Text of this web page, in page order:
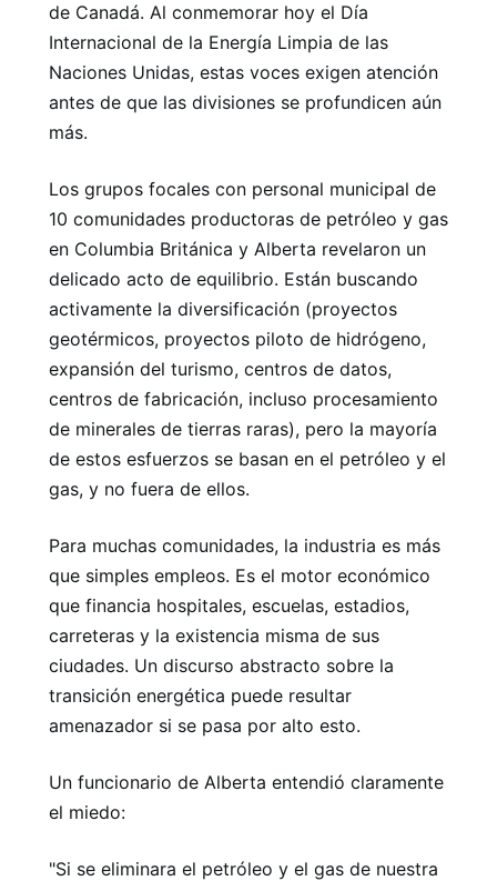
de Canadá. Al conmemorar hoy el Día
Internacional de la Energía Limpia de las
Naciones Unidas, estas voces exigen atención
antes de que las divisiones se profundicen aún
más.
Los grupos focales con personal municipal de
10 comunidades productoras de petróleo y gas
en Columbia Británica y Alberta revelaron un
delicado acto de equilibrio. Están buscando
activamente la diversificación (proyectos
geotérmicos, proyectos piloto de hidrógeno,
expansión del turismo, centros de datos,
centros de fabricación, incluso procesamiento
de minerales de tierras raras), pero la mayoría
de estos esfuerzos se basan en el petróleo y el
gas, y no fuera de ellos.
Para muchas comunidades, la industria es más
que simples empleos. Es el motor económico
que financia hospitales, escuelas, estadios,
carreteras y la existencia misma de sus
ciudades. Un discurso abstracto sobre la
transición energética puede resultar
amenazador si se pasa por alto esto.
Un funcionario de Alberta entendió claramente
el miedo:
"Si se eliminara el petróleo y el gas de nuestra